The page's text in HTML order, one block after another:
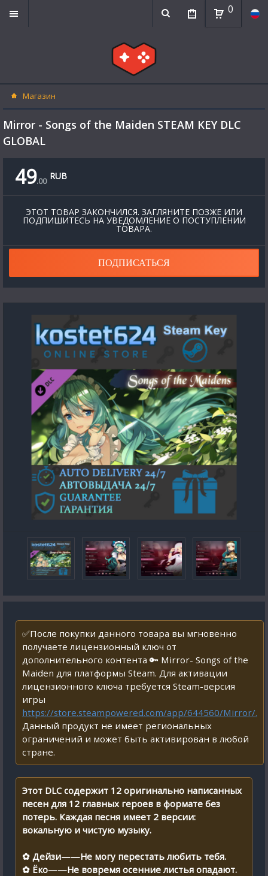
0
Магазин
Mirror - Songs of the Maiden STEAM KEY DLC
GLOBAL
49.00 RUB
ЭТОТ ТОВАР ЗАКОНЧИЛСЯ. ЗАГЛЯНИТЕ ПОЗЖЕ ИЛИ
ПОДПИШИТЕСЬ НА УВЕДОМЛЕНИЕ О ПОСТУПЛЕНИИ
ТОВАРА.
ПОДПИСАТЬСЯ
✅После покупки данного товара вы мгновенно
получаете лицензионный ключ от
дополнительного контента 🔑 Mirror- Songs of the
Maiden для платформы Steam. Для активации
лицензионного ключа требуется Steam-версия
игры
https://store.steampowered.com/app/644560/Mirror/.
Данный продукт не имеет региональных
ограничений и может быть активирован в любой
стране.
Этот DLC содержит 12 оригинально написанных
песен для 12 главных героев в формате без
потерь. Каждая песня имеет 2 версии:
вокальную и чистую музыку.
✿ Дейзи——Не могу перестать любить тебя.
✿ Ёко——Не вовремя осенние листья опадают.